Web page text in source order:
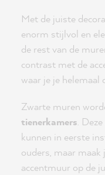
Met de juiste
enorm stijlvol en
de rest van de
contrast met de
waar je je helemaal
Zwarte muren
tienerkamers.
kunnen in eerste
ouders, maar maak
accentmuur op de